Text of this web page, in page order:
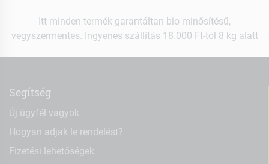
Itt minden termék garantáltan bio minősítésű,
vegyszermentes. Ingyenes szállítás 18.000 Ft-tól 8 kg alatt
Segítség
Új ügyfél vagyok
Hogyan adjak le rendelést?
Fizetési lehetőségek